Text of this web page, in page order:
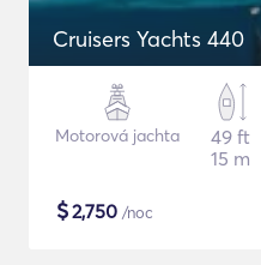
Cruisers Yachts 440
Motorová jachta
49 ft
15 m
$2,750 /noc